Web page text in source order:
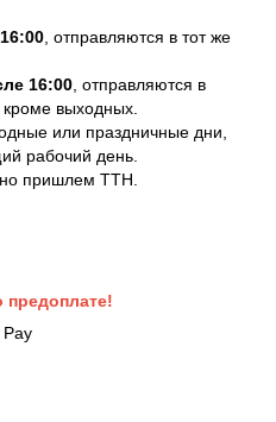
, отправляются в тот же
16:00 , отправляются в
выходных.
или праздничные дни,
рабочий день.
пришлем ТТН.
предоплате!